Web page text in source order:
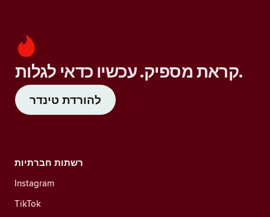
קראת מספיק. עכשיו כדאי לגלות.
להורדת טינדר
רשתות חברתיות
Instagram
TikTok